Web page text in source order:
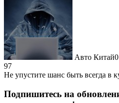
Авто Китай
97
Не упустите шанс быть всегда в
Подпишитесь на